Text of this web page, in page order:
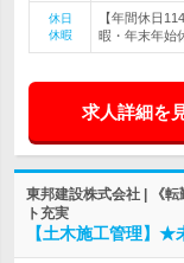
休日
休暇
【年間休日
暇・年末年始
求人詳細を
東邦建設株式会社 | 《
ト充実
【土木施工管理】